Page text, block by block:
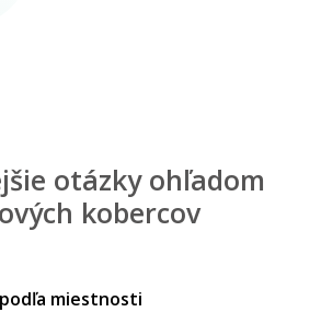
otázky ohľadom
kobercov
miestnosti